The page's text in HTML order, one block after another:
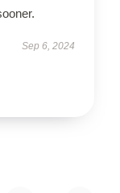
Sep 6, 2024